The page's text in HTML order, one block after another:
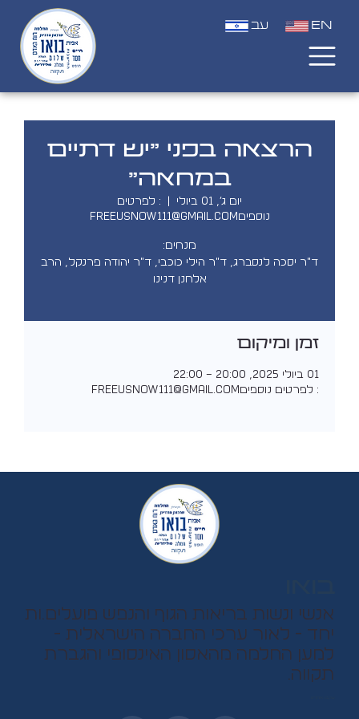
עב EN
הרצאה בפני "יש דתיים
במחאה"
יום ג׳, 01 ביולי
: לפרטים
נוספיםfreeusnow111@gmail.com
ד"ר יסכה לנסברג, ד"ר הילי כוכבי, ד"ר יהודה פרנקל, הרב
זמן ומיקום
01 ביולי 2025, 20:00 – 22:00
: לפרטים נוספיםfreeusnow111@gmail.com
אנשי ונשות בריאות הגוף והנפש פועלים.ות
יחד - לאור ערכי החברה הישראלית -
למען החלמה מהאסון האינסופי והגברת
תקווה.